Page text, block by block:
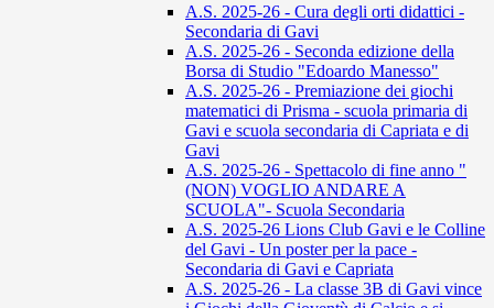
A.S. 2025-26 - Cura degli orti didattici -
Secondaria di Gavi
A.S. 2025-26 - Seconda edizione della
Borsa di Studio "Edoardo Manesso"
A.S. 2025-26 - Premiazione dei giochi
matematici di Prisma - scuola primaria di
Gavi e scuola secondaria di Capriata e di
Gavi
A.S. 2025-26 - Spettacolo di fine anno "
(NON) VOGLIO ANDARE A
SCUOLA"- Scuola Secondaria
A.S. 2025-26 Lions Club Gavi e le Colline
del Gavi - Un poster per la pace -
Secondaria di Gavi e Capriata
A.S. 2025-26 - La classe 3B di Gavi vince